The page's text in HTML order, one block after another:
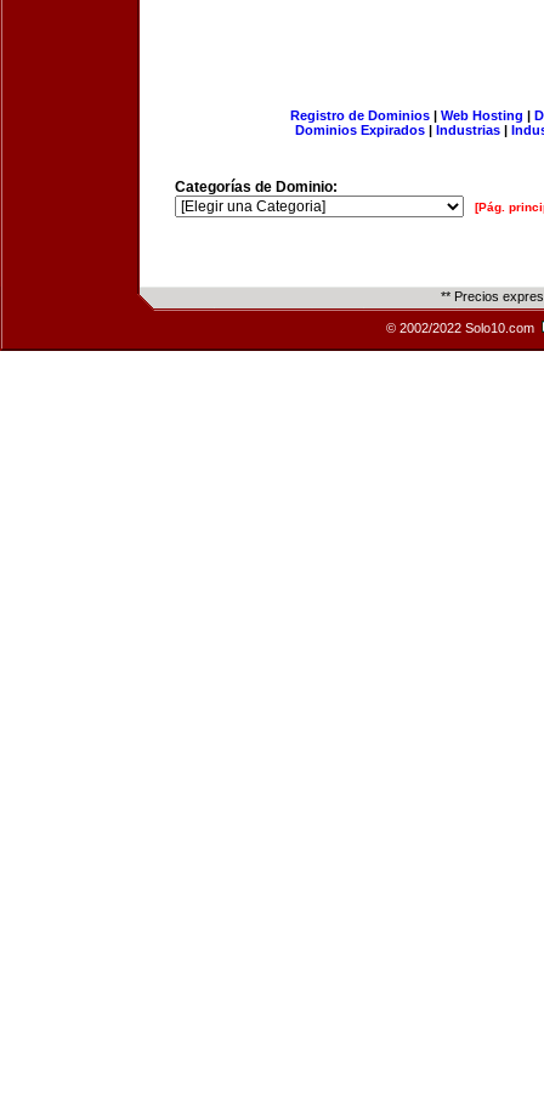
Registro de Dominios| Web Hosting |
Dominios Expirados | Industrias |
Categorías de Dominio:
[Pág.
** Precios
© 2002/2022 Solo10.com